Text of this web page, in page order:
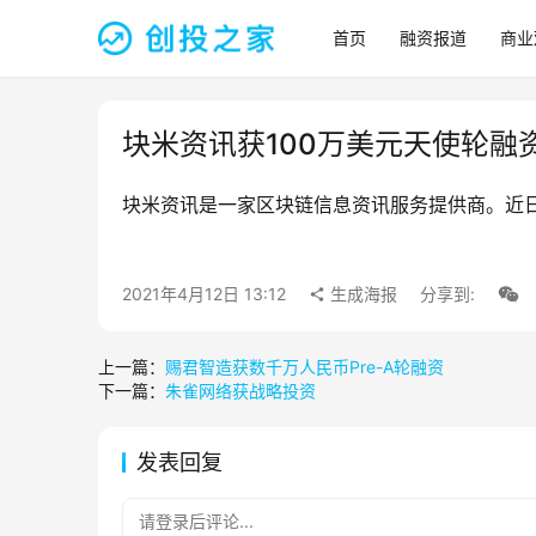
首页 融资报道 商
块米资讯获100万美元天使轮融
块米资讯是一家区块链信息资讯服务提供商。
2021年4月12日 13:12 生成海报 分享到:
上一篇： 赐君智造获数千万人民币Pre-A轮融资
下一篇： 朱雀网络获战略投资
发表回复
请登录后评论...